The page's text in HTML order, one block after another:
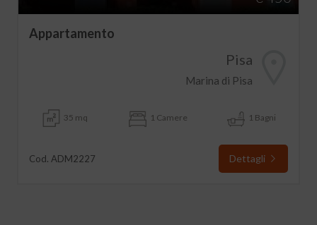
Appartamento
Pisa
Marina di Pisa
35 mq 1 Camere 1 Bagni
Cod. ADM2227 Dettagli